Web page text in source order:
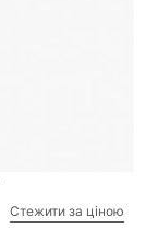
Стежити за ціною